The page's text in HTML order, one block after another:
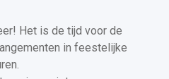
Het is de tijd voor de
in feestelijke